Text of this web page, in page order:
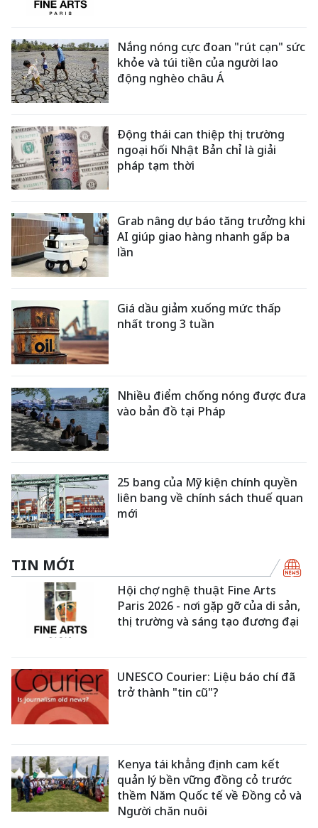
Nắng nóng cực đoan "rút cạn" sức
khỏe và túi tiền của người lao
động nghèo châu Á
Động thái can thiệp thị trường
ngoại hối Nhật Bản chỉ là giải
pháp tạm thời
Grab nâng dự báo tăng trưởng khi
AI giúp giao hàng nhanh gấp ba
lần
Giá dầu giảm xuống mức thấp
nhất trong 3 tuần
Nhiều điểm chống nóng được đưa
vào bản đồ tại Pháp
25 bang của Mỹ kiện chính quyền
liên bang về chính sách thuế quan
mới
TIN MỚI
Hội chợ nghệ thuật Fine Arts
Paris 2026 - nơi gặp gỡ của di sản,
thị trường và sáng tạo đương đại
UNESCO Courier: Liệu báo chí đã
trở thành "tin cũ"?
Kenya tái khẳng định cam kết
quản lý bền vững đồng cỏ trước
thềm Năm Quốc tế về Đồng cỏ và
Người chăn nuôi